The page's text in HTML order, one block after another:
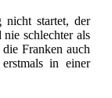
nicht startet, der
schlechter als
Franken auch
in einer